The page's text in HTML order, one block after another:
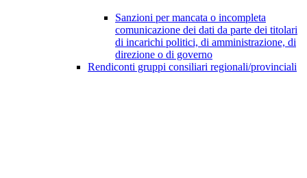
Sanzioni per mancata o incompleta
comunicazione dei dati da parte dei titolari
di incarichi politici, di amministrazione, di
direzione o di governo
Rendiconti gruppi consiliari regionali/provinciali